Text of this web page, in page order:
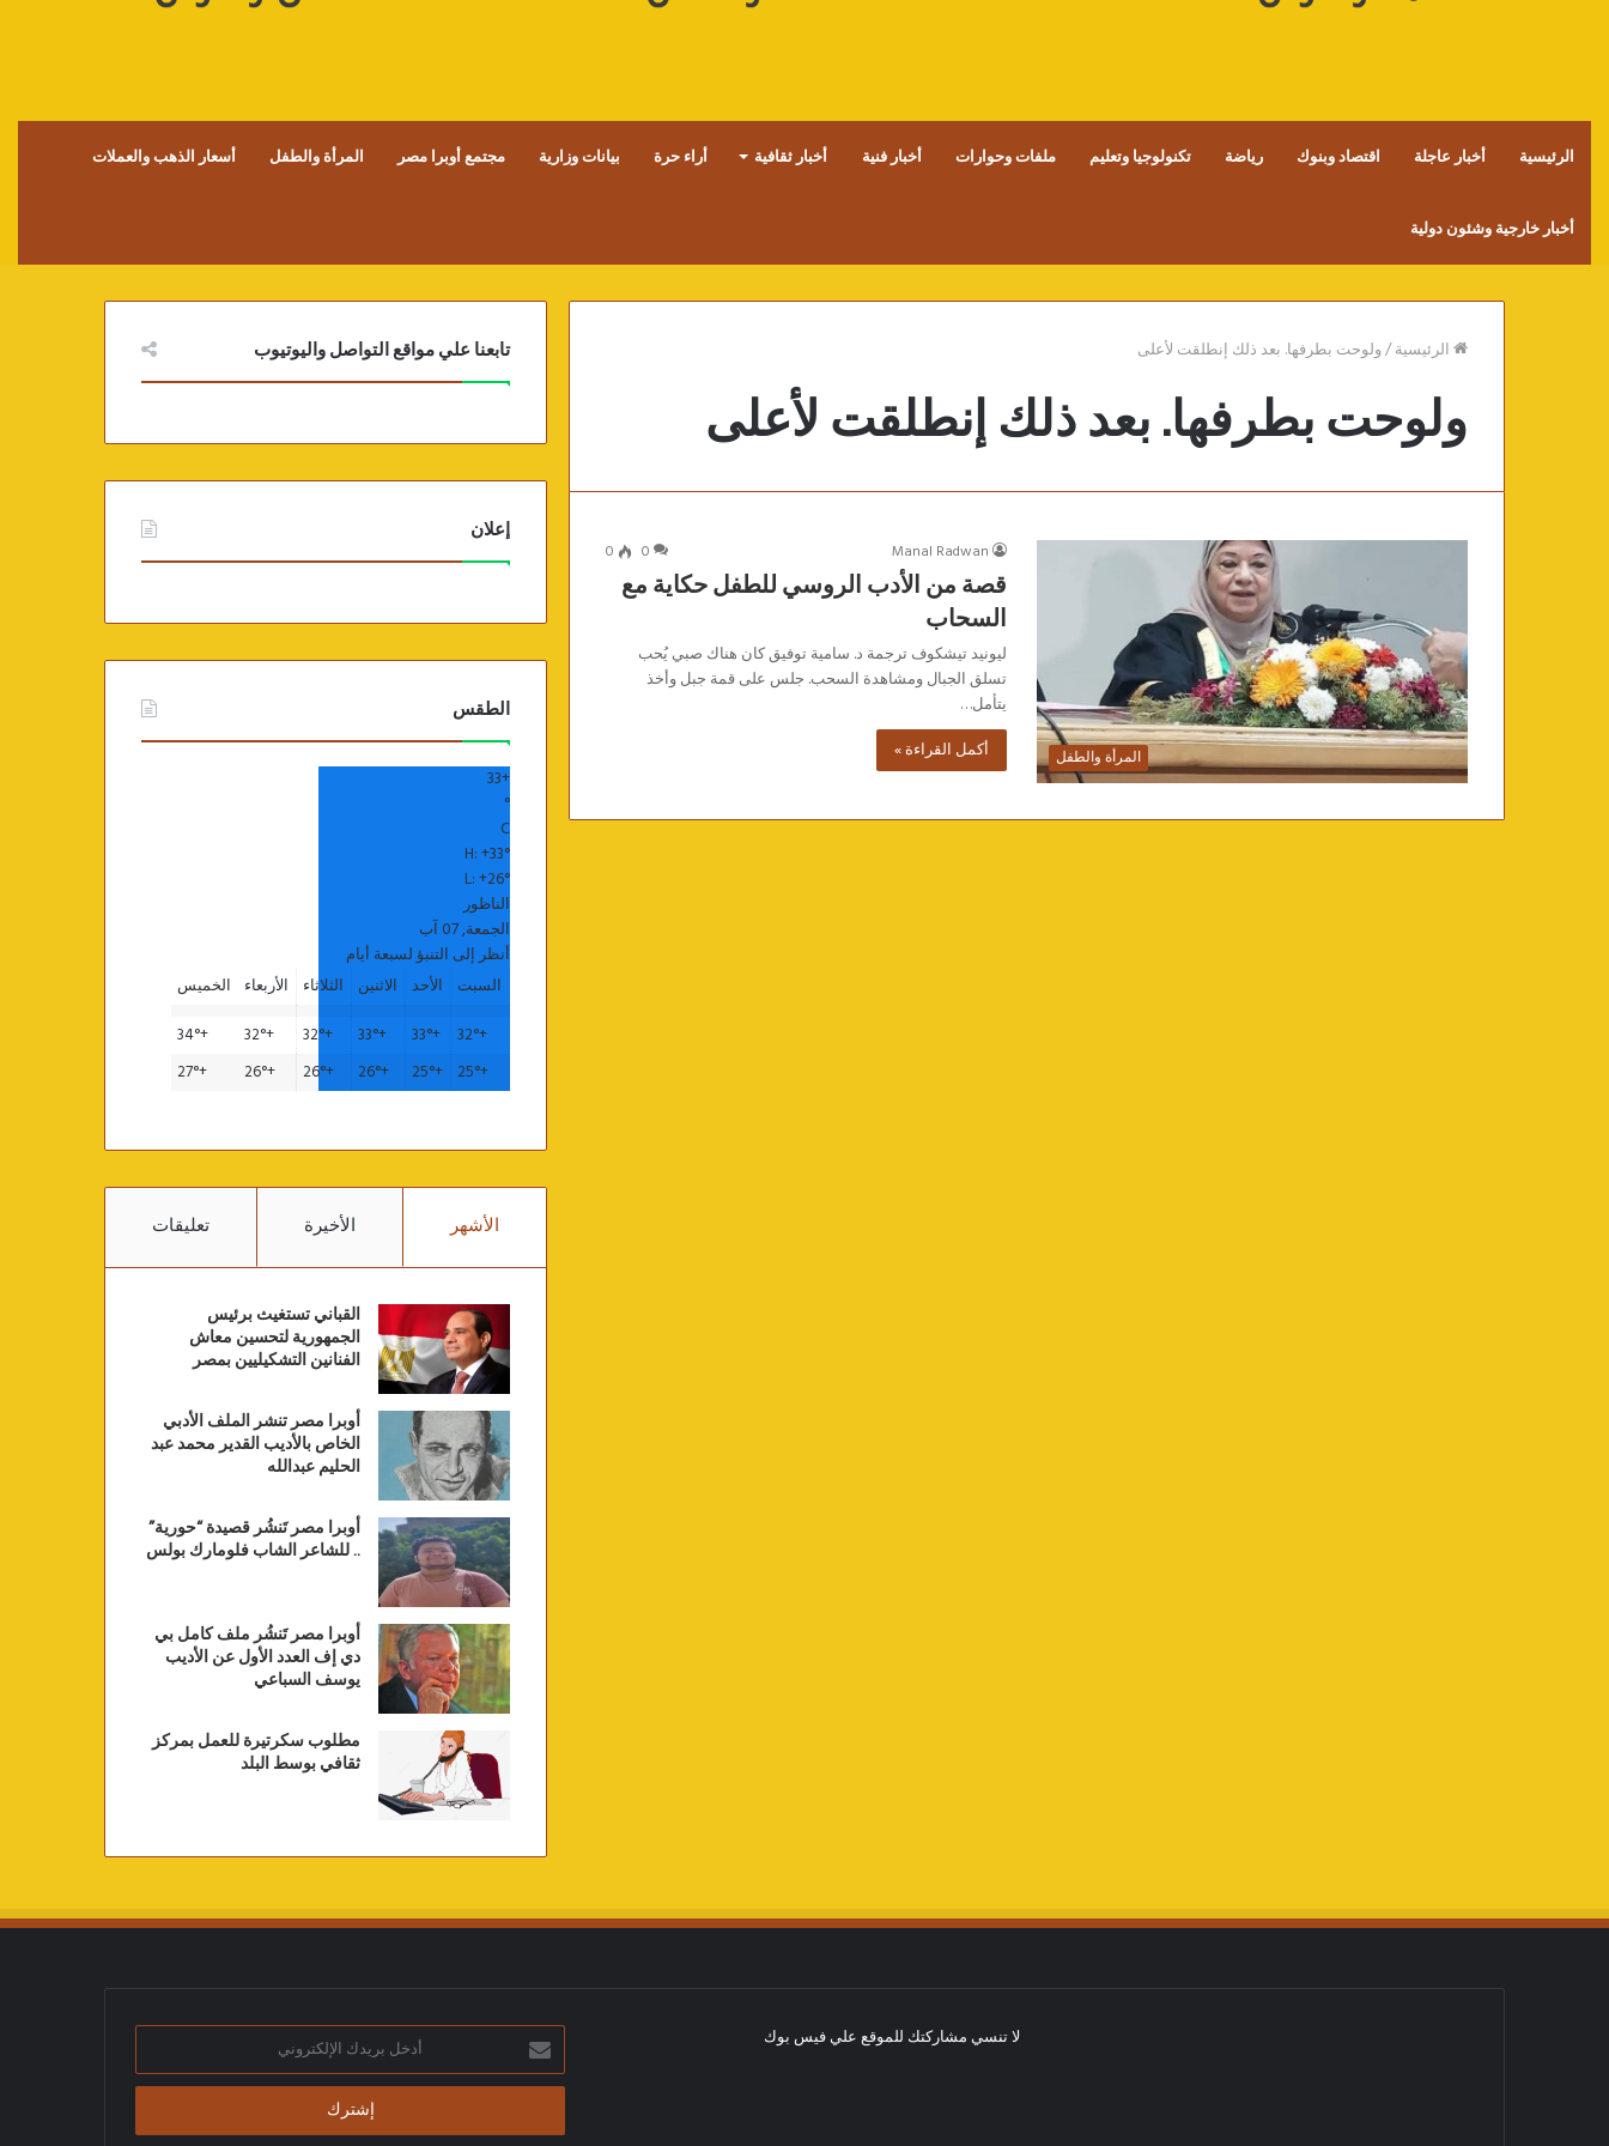
الرئيسية أخبار عاجلة اقتصاد وبنوك رياضة تكنولوجيا وتعليم ملفات وحوارات أخبار فنية أخبار ثقافية أراء حرة بيانات وزارية مجتمع أوبرا مصر المرأة والطفل أسعار الذهب والعملات
أخبار خارجية وشئون دولية
الرئيسية/ولوحت بطرفها. بعد ذلك إنطلقت لأعلى
ولوحت بطرفها. بعد ذلك إنطلقت لأعلى
المرأة والطفل
Manal Radwan
0
0
قصة من الأدب الروسي للطفل حكاية مع
السحاب
ليونيد تيشكوف ترجمة د. سامية توفيق كان هناك صبي يُحب
تسلق الجبال ومشاهدة السحب. جلس على قمة جبل وأخذ
يتأمل…
أكمل القراءة »
تابعنا علي مواقع التواصل واليوتيوب
إعلان
الطقس
+
33
°
C
H:+33°
L:+26°
الناظور
الجمعة, 07 آب
أنظر إلى التنبؤ لسبعة أيام
السبت
الأحد الاثنين الثلاثاء الأربعاء
الخميس
+
32°
+
33°
+
33°
+
32°
+
32°
+
34°
+
25°
+
25°
+
26°
+
26°
+
26°
+
27°
الأشهر الأخيرة تعليقات
القباني تستغيث برئيس
الجمهورية لتحسين معاش
الفنانين التشكيليين بمصر
أوبرا مصر تنشر الملف الأدبي
الخاص بالأديب القدير محمد عبد
الحليم عبدالله
أوبرا مصر تَنشُر قصيدة “حورية”
.. للشاعر الشاب فلومارك بولس
أوبرا مصر تَنشُر ملف كامل بي
دي إف العدد الأول عن الأديب
يوسف السباعي
مطلوب سكرتيرة للعمل بمركز
ثقافي بوسط البلد
لا تنسي مشاركتك للموقع علي فيس بوك
أدخل
بريدك
الإلكتروني